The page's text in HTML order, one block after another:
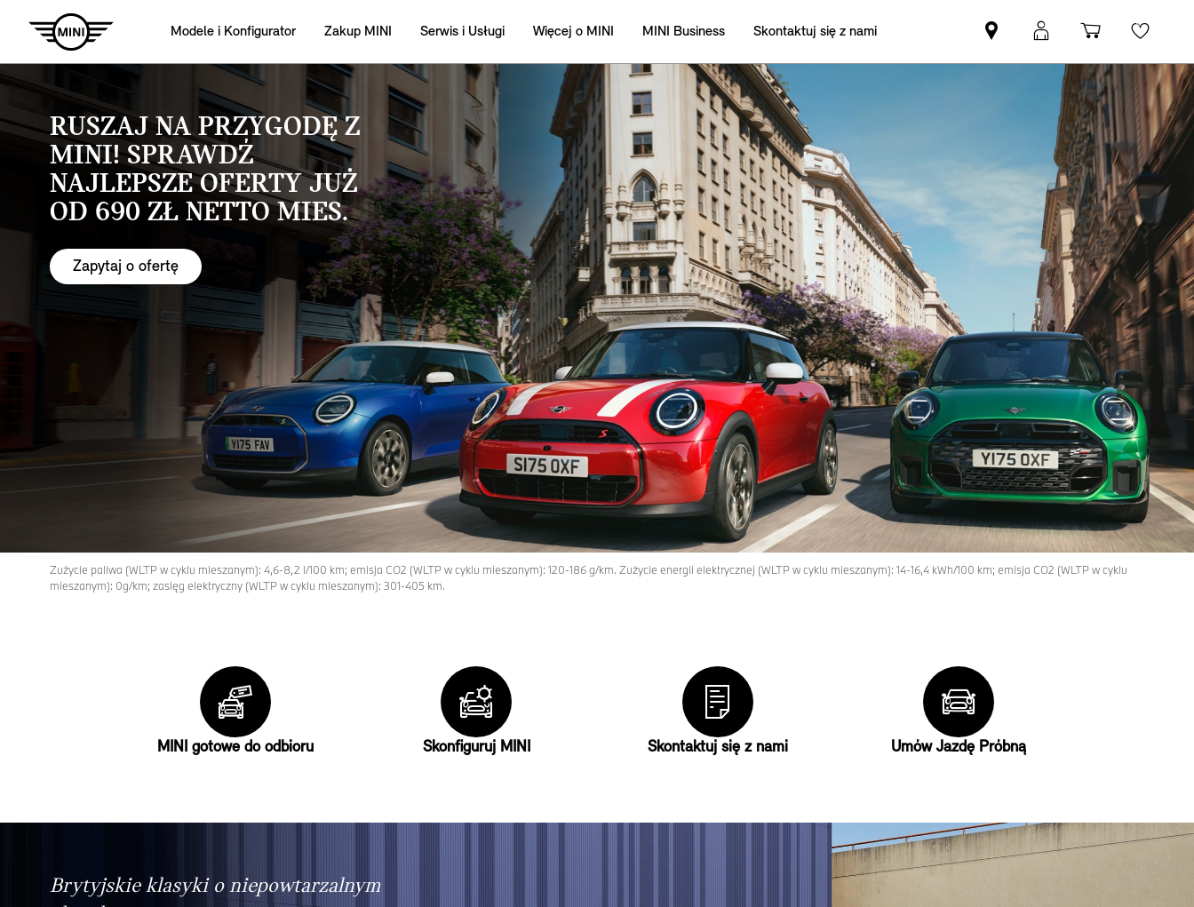
Modele i Konfigurator Zakup MINI Serwis i Usługi Więcej o MINI MINI Business Skontaktuj się z nami
Znajdź
Partnera
Logowanie
MyMini
Koszyk
RUSZAJ NA PRZYGODĘ Z
MINI! SPRAWDŹ
NAJLEPSZE OFERTY JUŻ
OD 690 ZŁ NETTO MIES.
Zapytaj o ofertę
Zużycie paliwa (WLTP w cyklu mieszanym): 4,6-8,2 l/100 km; emisja CO2 (WLTP w cyklu mieszanym): 120-186 g/km. Zużycie energii elektrycznej (WLTP w cyklu mieszanym): 14-16,4 kWh/100 km; emisja CO2 (WLTP w cyklu
mieszanym): 0g/km; zasięg elektryczny (WLTP w cyklu mieszanym): 301-405 km.
MINI gotowe do odbioru Skonfiguruj MINI Skontaktuj się z nami Umów Jazdę Próbną
Brytyjskie klasyki o niepowtarzalnym